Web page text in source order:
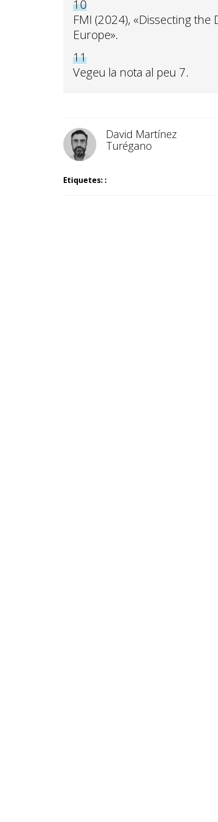
10
FMI (2024), «Dissecting
Europe».
11
Vegeu la nota al peu 7.
David Martínez
Turégano
Etiquetes: